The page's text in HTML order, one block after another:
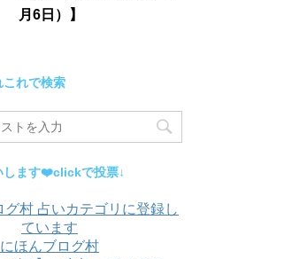
月6日）】
これで検索
します❤️clickで投票↓
にほんブログ村